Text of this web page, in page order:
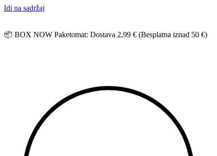
Idi na sadržaj
📦 BOX NOW Paketomat: Dostava 2,99 € (Besplatna iznad 50 €)